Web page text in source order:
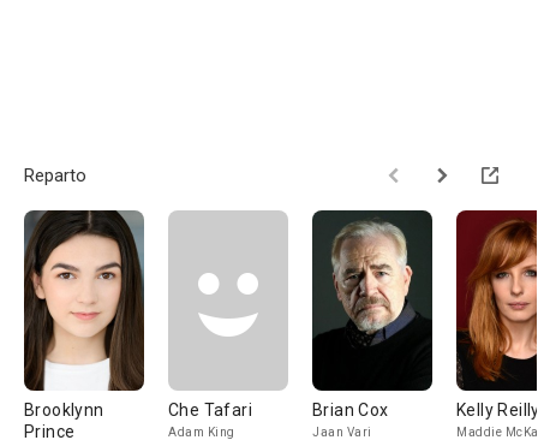
Reparto
Brooklynn
Prince
Che Tafari
Adam King
Brian Cox
Jaan Vari
Kelly
Maddie